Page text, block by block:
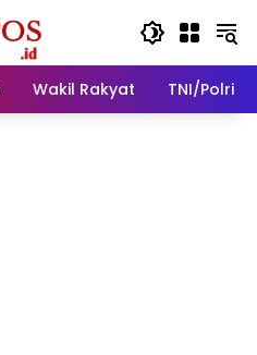
Wakil Rakyat TNI/Polri